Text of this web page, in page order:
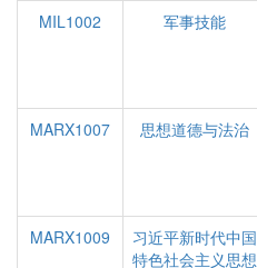
MIL1002
军事技能
MARX1007
思想道德与法治
MARX1009
习近平新时代中国
特色社会主义思想